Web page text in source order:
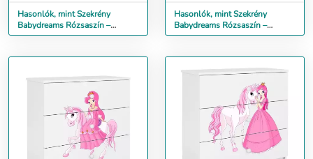
Hasonlók, mint Szekrény
Babydreams Rózsaszín –
Hercegnő 1
Hasonlók, mint Szekrény
Babydreams Rózsaszín –
Hercegnő 2